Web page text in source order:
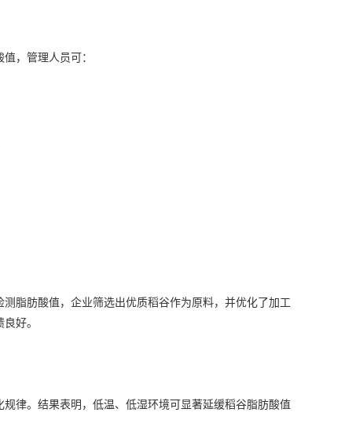
，管理人员可：
脂肪酸值，企业筛选出优质稻谷作为原料，并优化了加工
好。
律。结果表明，低温、低湿环境可显著延缓稻谷脂肪酸值